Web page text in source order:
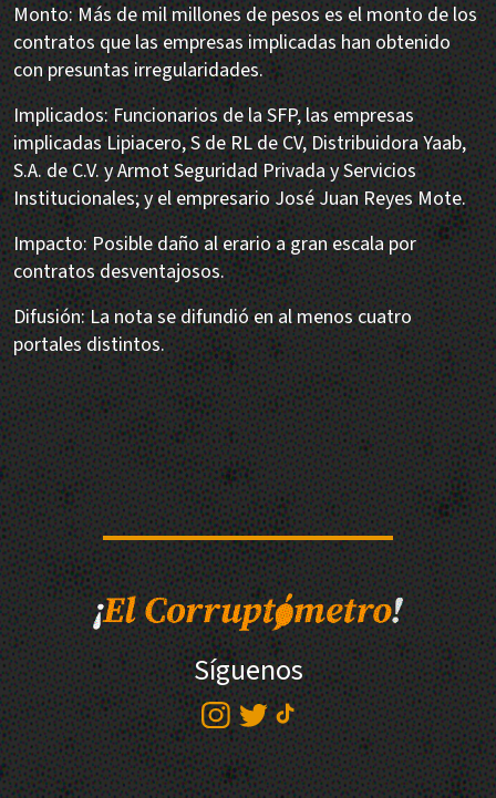
Monto: Más de mil millones de pesos es el monto de los
contratos que las empresas implicadas han obtenido
con presuntas irregularidades.
Implicados: Funcionarios de la SFP, las empresas
implicadas Lipiacero, S de RL de CV, Distribuidora Yaab,
S.A. de C.V. y Armot Seguridad Privada y Servicios
Institucionales; y el empresario José Juan Reyes Mote.
Impacto: Posible daño al erario a gran escala por
contratos desventajosos.
Difusión: La nota se difundió en al menos cuatro
portales distintos.
Síguenos